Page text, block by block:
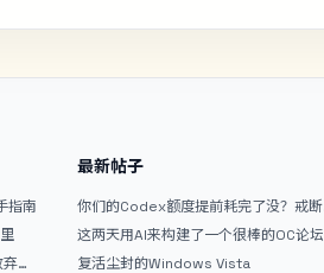
指南
弃
最新帖子
你们的Codex额度提前耗完了没？戒断
反应如何？
这两天用AI来构建了一个很棒的OC论坛
精华区
复活尘封的Windows Vista